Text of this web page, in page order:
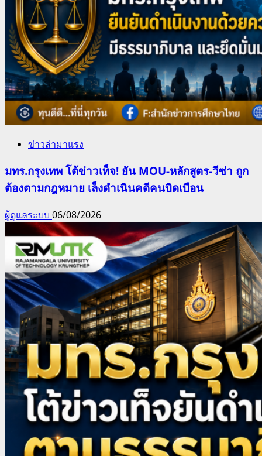
ข่าวล่ามาแรง
มทร.กรุงเทพ โต้ข่าวเท็จ! ยัน MOU-หลักสูตร-วีซ่า ถูก
ต้องตามกฎหมาย เล็งดำเนินคดีคนบิดเบือน
ผู้ดูแลระบบ 06/08/2026